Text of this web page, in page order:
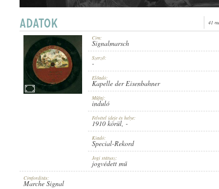
MEGJELENÉS IDEJE: 1910 KÖRÜL
41
Cím:
Signalmarsch
Szerző:
-
Előadó:
Kapelle der Eisenbahner
Műfaj:
induló
Felvétel ideje és helye:
1910 körül, -
Kiadó:
Special-Rekord
Jogi státusz:
jogvédett mű
Címfordítás:
Marche Signal